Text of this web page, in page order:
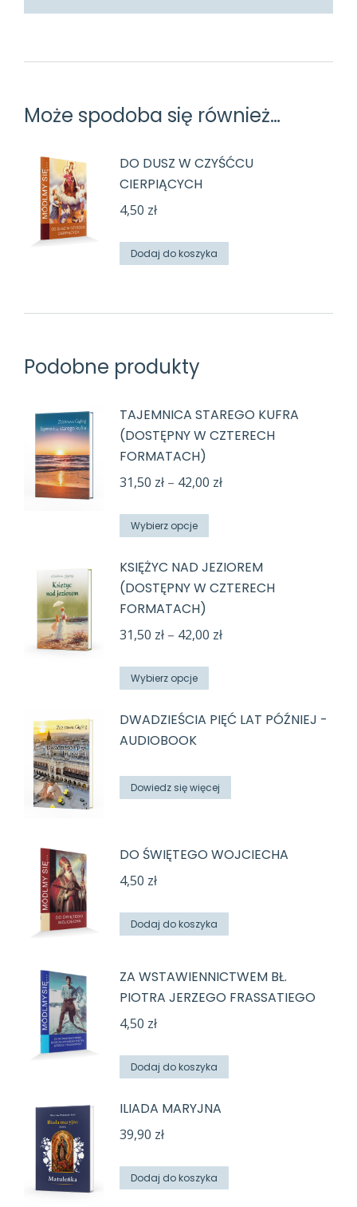
Może spodoba się również…
DO DUSZ W CZYŚĆCU
CIERPIĄCYCH
4,50 zł
Dodaj do koszyka
Podobne produkty
TAJEMNICA STAREGO KUFRA
(DOSTĘPNY W CZTERECH
FORMATACH)
31,50 zł – 42,00 złZakres
do
42,00 zł
Wybierz opcje
ma
wiele
Opcje
stronie
KSIĘŻYC NAD JEZIOREM
(DOSTĘPNY W CZTERECH
FORMATACH)
31,50 zł – 42,00 złZakres
do
Wybierz opcje
ma
Opcje
na
DWADZIEŚCIA PIĘĆ LAT PÓŹNIEJ -
AUDIOBOOK
Dowiedz się więcej
DO ŚWIĘTEGO WOJCIECHA
4,50 zł
Dodaj do koszyka
ZA WSTAWIENNICTWEM BŁ.
PIOTRA JERZEGO FRASSATIEGO
4,50 zł
Dodaj do koszyka
ILIADA MARYJNA
39,90 zł
Dodaj do koszyka